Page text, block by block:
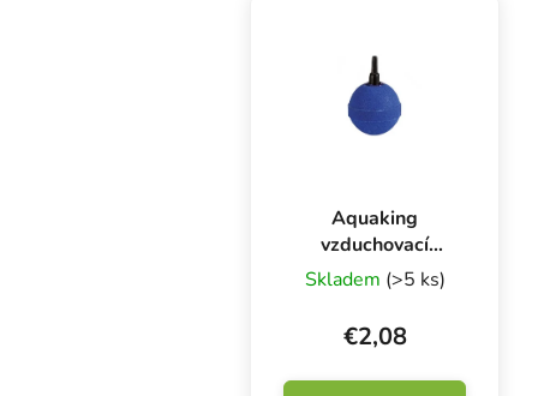
Aquaking
vzduchovací
kámen golfový
míček, ⌀ 50 mm
Skladem (>5 ks)
€2,08